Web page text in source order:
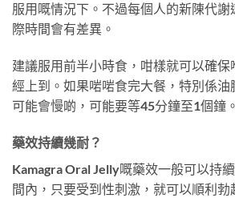
服用嘅情況下。不過每個人的新陳代
際時間會有差異。
建議服用前半小時食，咁樣就可以確
經上到。如果啱啱食完大餐，特別係
可能會慢啲，可能要等45分鐘至1個鐘。
藥效持續幾耐？
Kamagra Oral Jelly嘅藥效一般可以持
間內，只要受到性刺激，就可以順利勃